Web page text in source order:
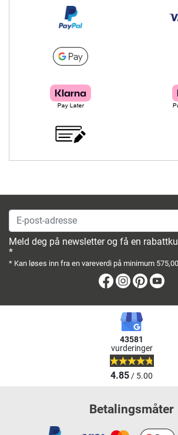
E-post-adresse
Meld deg på newsletter og få en
*
* Kan løses inn fra en vareverdi på minimum
Facebook
Instagram
43581
vurderinger
4.85/ 5.00
Betalingsmåter